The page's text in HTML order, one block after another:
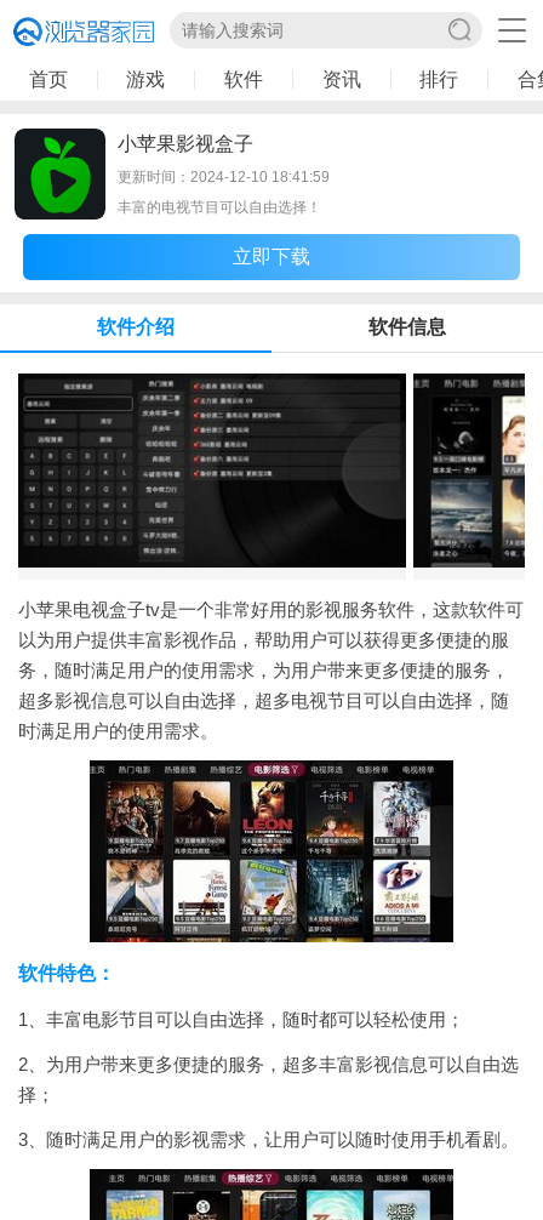
首页 游戏 软件 资讯 排行 合
小苹果影视盒子
更新时间：2024-12-10 18:41:59
丰富的电视节目可以自由选择！
立即下载
软件介绍 软件信息
小苹果电视盒子tv是一个非常好用的影视服务软件，这款软件可
以为用户提供丰富影视作品，帮助用户可以获得更多便捷的服
务，随时满足用户的使用需求，为用户带来更多便捷的服务，
超多影视信息可以自由选择，超多电视节目可以自由选择，随
时满足用户的使用需求。
软件特色：
1、丰富电影节目可以自由选择，随时都可以轻松使用；
2、为用户带来更多便捷的服务，超多丰富影视信息可以自由选
择；
3、随时满足用户的影视需求，让用户可以随时使用手机看剧。